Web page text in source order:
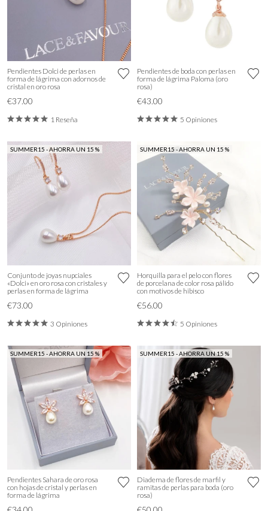
Pendientes Dolci de perlas en
forma de lágrima con adornos de
cristal en oro rosa
€37.00
1 Reseña
Pendientes de boda con perlas en
forma de lágrima Paloma (oro
rosa)
€43.00
5 Opiniones
SUMMER15 - AHORRA UN 15 %
Conjunto de joyas nupciales
«Dolci» en oro rosa con cristales y
perlas en forma de lágrima
€73.00
3 Opiniones
SUMMER15 - AHORRA UN 15 %
Horquilla para el pelo con flores
de porcelana de color rosa pálido
con motivos de hibisco
€56.00
5 Opiniones
SUMMER15 - AHORRA UN 15 %
Pendientes Sahara de oro rosa
con hojas de cristal y perlas en
forma de lágrima
SUMMER15 - AHORRA UN 15 %
Diadema de flores de marfil y
ramitas de perlas para boda (oro
rosa)